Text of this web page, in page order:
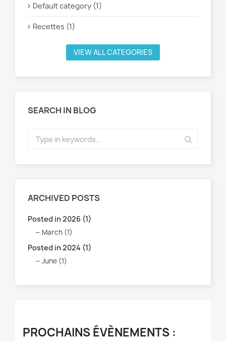
Default category (1)
Recettes (1)
VIEW ALL CATEGORIES
SEARCH IN BLOG
ARCHIVED POSTS
Posted in 2026 (1)
March (1)
Posted in 2024 (1)
June (1)
PROCHAINS ÉVÈNEMENTS :